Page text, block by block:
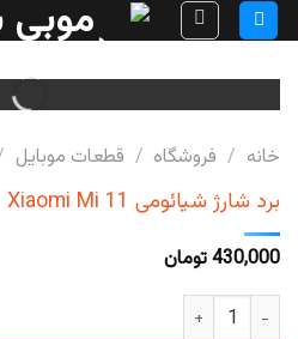
Skip
to
content
خانه / فروشگاه / قطعات موبایل
برد شارژ شیائومی Xiaomi Mi 11
430,000تومان
برد شارژ شیائومی Xiaomi Mi 11 عدد